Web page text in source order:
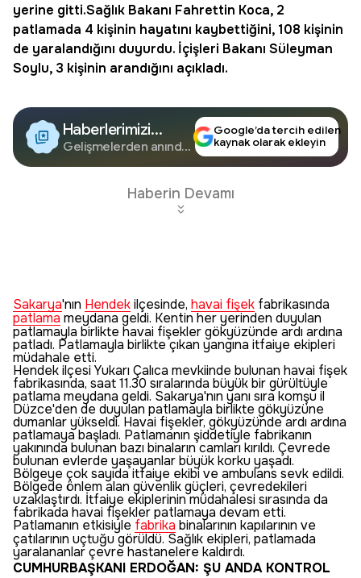
yerine gitti.Sağlık Bakanı Fahrettin Koca, 2
patlamada 4 kişinin hayatını kaybettiğini, 108 kişinin
de yaralandığını duyurdu. İçişleri Bakanı Süleyman
Soylu, 3 kişinin arandığını açıkladı.
Haberlerimizi
Google'da Takip
Edin
Gelişmelerden anında
Google’da tercih edilen
kaynak olarak ekleyin
Haberin Devamı
Sakarya'nın Hendekilçesinde, havai fişek fabrikasında
patlama meydana geldi. Kentin her yerinden duyulan
patlamayla birlikte havai fişekler gökyüzünde ardı ardına
patladı. Patlamayla birlikte çıkan yangına itfaiye ekipleri
müdahale etti.
Hendek ilçesi Yukarı Çalıca mevkiinde bulunan havai fişek
fabrikasında, saat 11.30 sıralarında büyük bir gürültüyle
patlama meydana geldi. Sakarya'nın yanı sıra komşu il
Düzce'den de duyulan patlamayla birlikte gökyüzüne
dumanlar yükseldi. Havai fişekler, gökyüzünde ardı ardına
patlamaya başladı. Patlamanın şiddetiyle fabrikanın
yakınında bulunan bazı binaların camları kırıldı. Çevrede
bulunan evlerde yaşayanlar büyük korku yaşadı.
Bölgeye çok sayıda itfaiye ekibi ve ambulans sevk edildi.
Bölgede önlem alan güvenlik güçleri, çevredekileri
uzaklaştırdı. İtfaiye ekiplerinin müdahalesi sırasında da
fabrikada havai fişekler patlamaya devam etti.
Patlamanın etkisiyle fabrika binalarının kapılarının ve
çatılarının uçtuğu görüldü. Sağlık ekipleri, patlamada
yaralananlar çevre hastanelere kaldırdı.
CUMHURBAŞKANI ERDOĞAN: ŞU ANDA KONTROL